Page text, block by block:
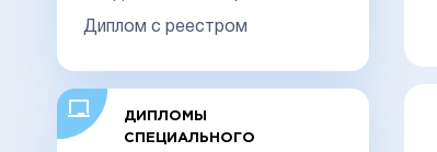
Диплом с реестром
ДИПЛОМЫ
СПЕЦИАЛЬНОГО